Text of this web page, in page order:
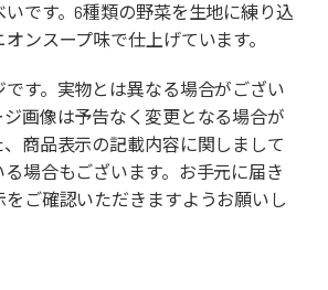
です。6種類の野菜を生地に練り込
ンスープ味で仕上げています。
す。実物とは異なる場合がござい
画像は予告なく変更となる場合が
、商品表示の記載内容に関しまして
場合もございます。お手元に届き
をご確認いただきますようお願いし